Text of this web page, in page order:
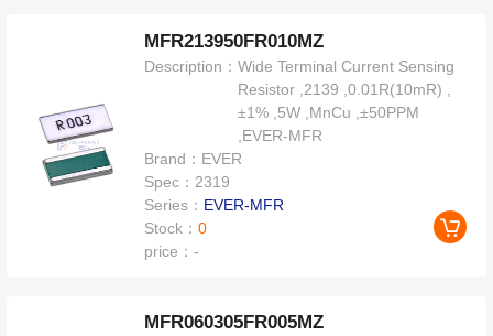
MFR213950FR010MZ
Description：Wide Terminal Current Sensing
Resistor ,2139 ,0.01R(10mR) ,
±1% ,5W ,MnCu ,±50PPM
,EVER-MFR
Brand： EVER
Spec： 2319
Series： EVER-MFR
Stock：0
price：-
MFR060305FR005MZ